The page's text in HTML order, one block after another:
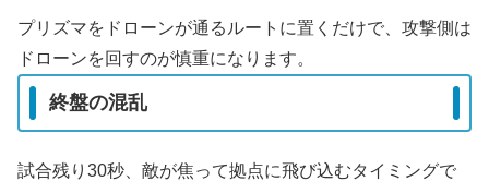
プリズマをドローンが通るルートに置くだけで、攻撃側は
ドローンを回すのが慎重になります。
終盤の混乱
試合残り30秒、敵が焦って拠点に飛び込むタイミングで